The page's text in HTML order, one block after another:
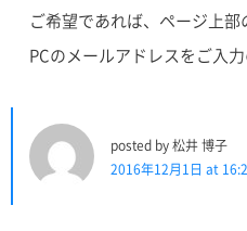
ご希望であれば、ページ上部
PCのメールアドレスをご入
posted by 松井 博子
2016年12月1日 at